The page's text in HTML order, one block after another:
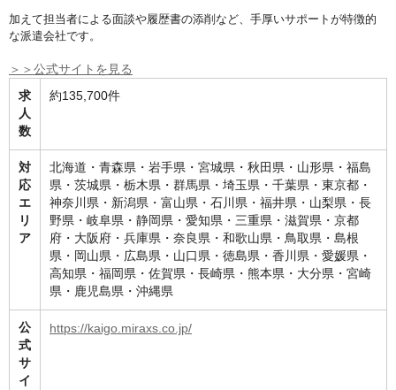
加えて担当者による面談や履歴書の添削など、手厚いサポートが特徴的
な派遣会社です。
＞＞公式サイトを見る
求
人
数
約135,700件
対
応
エ
リ
ア
北海道・青森県・岩手県・宮城県・秋田県・山形県・福島
県・茨城県・栃木県・群馬県・埼玉県・千葉県・東京都・
神奈川県・新潟県・富山県・石川県・福井県・山梨県・長
野県・岐阜県・静岡県・愛知県・三重県・滋賀県・京都
府・大阪府・兵庫県・奈良県・和歌山県・鳥取県・島根
県・岡山県・広島県・山口県・徳島県・香川県・愛媛県・
高知県・福岡県・佐賀県・長崎県・熊本県・大分県・宮崎
県・鹿児島県・沖縄県
公
式
サ
イ
https://kaigo.miraxs.co.jp/